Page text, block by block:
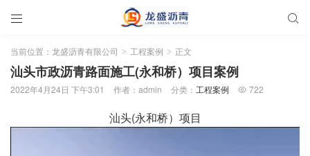
 
当前位置： 龙盛沥青有限公司 > 工程案例 > 正文
汕头市政沥青路面施工(永和桥）项目案例
2022年4月24日 下午3:01 作者：admin 分类： 工程案例  722
汕头(永和桥）项目